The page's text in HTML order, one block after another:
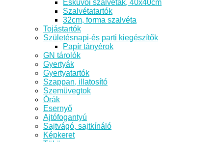
Esküvői szalvéták, 40x40cm
Szalvétatartók
32cm, forma szalvéta
Tojástartók
Születésnapi-és parti kiegészítők
Papír tányérok
GN tárolók
Gyertyák
Gyertyatartók
Szappan, illatosító
Szemüvegtok
Órák
Esernyő
Ajtófogantyú
Sajtvágó, sajtkínáló
Képkeret